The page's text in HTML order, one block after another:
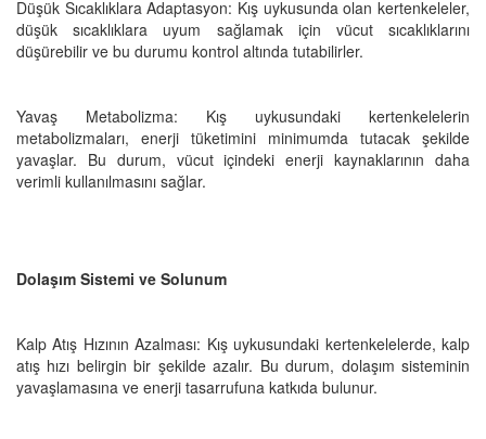
Düşük Sıcaklıklara Adaptasyon: Kış uykusunda olan kertenkeleler,
düşük sıcaklıklara uyum sağlamak için vücut sıcaklıklarını
düşürebilir ve bu durumu kontrol altında tutabilirler.
Yavaş Metabolizma: Kış uykusundaki kertenkelelerin
metabolizmaları, enerji tüketimini minimumda tutacak şekilde
yavaşlar. Bu durum, vücut içindeki enerji kaynaklarının daha
verimli kullanılmasını sağlar.
Dolaşım Sistemi ve Solunum
Kalp Atış Hızının Azalması: Kış uykusundaki kertenkelelerde, kalp
atış hızı belirgin bir şekilde azalır. Bu durum, dolaşım sisteminin
yavaşlamasına ve enerji tasarrufuna katkıda bulunur.